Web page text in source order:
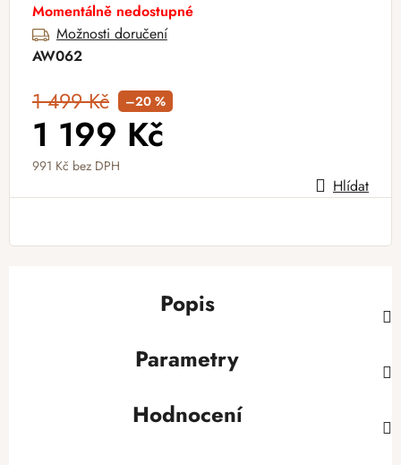
Momentálně nedostupné
Možnosti doručení
AW062
1 499 Kč –20 %
1 199 Kč
991 Kč bez DPH
Měrná cena: Hlídat
Popis
Parametry
Hodnocení